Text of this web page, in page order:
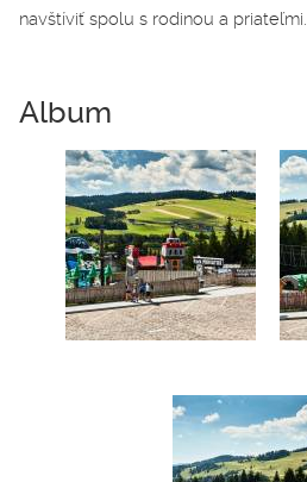
navštíviť spolu s rodinou a priateľmi.
Album